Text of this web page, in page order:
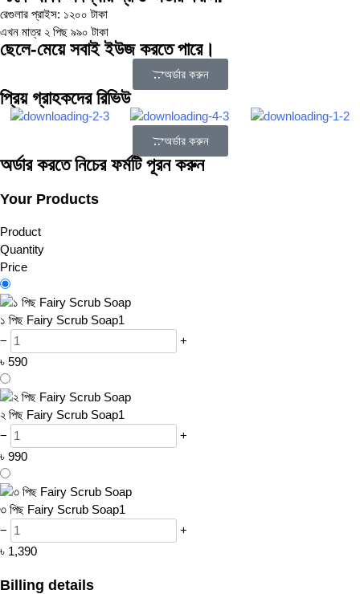
রেগুলার প্রাইস: ১২০০টাকা
এখন মাত্র ২ পিছ ৯৯০ টাকা
ছেলে-মেয়ে সবাই ইউজ করতে পারে।
অর্ডার করুন
প্রিয় গ্রাহকদের রিভিউ
অর্ডার করুন
অর্ডার করতে নিচের ফর্মটি পূরন করুন
Your Products
Product
Quantity
Price
১ পিছ Fairy Scrub Soap1
−
+
৳ 590
২ পিছ Fairy Scrub Soap1
−
+
৳ 990
৩ পিছ Fairy Scrub Soap1
−
+
৳ 1,390
Billing details